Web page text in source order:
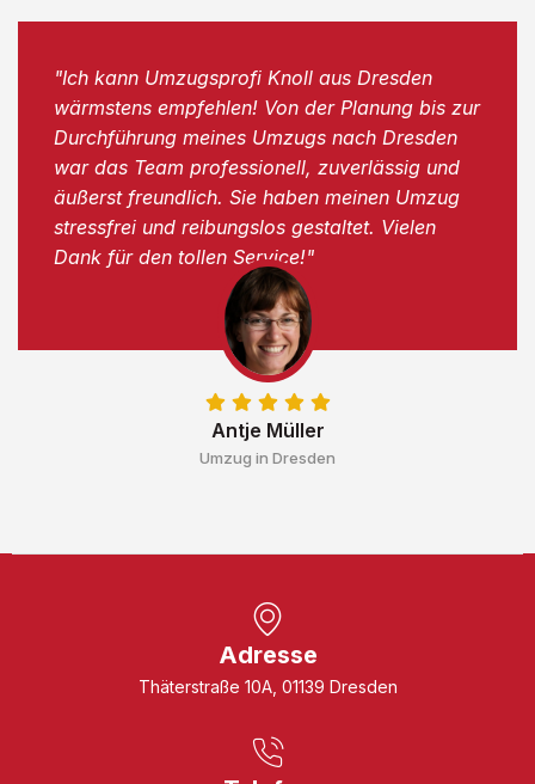
Antje Müller
Umzug in Dresden
"Ich kann Umzugsprofi Knoll aus Dresden
wärmstens empfehlen! Von der Planung bis zur
Durchführung meines Umzugs nach Dresden
war das Team professionell, zuverlässig und
äußerst freundlich. Sie haben meinen Umzug
stressfrei und reibungslos gestaltet. Vielen
Dank für den tollen Service!"
Adresse
Thäterstraße 10A, 01139 Dresden